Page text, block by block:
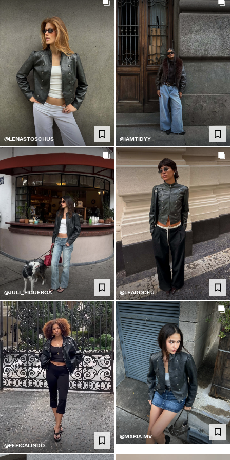
@LENASTOSCHUS @IAMTIDYY
@JULI_FIGUEROA @LEADOCEU
@FEFIGALINDO
@MXRIA.MV